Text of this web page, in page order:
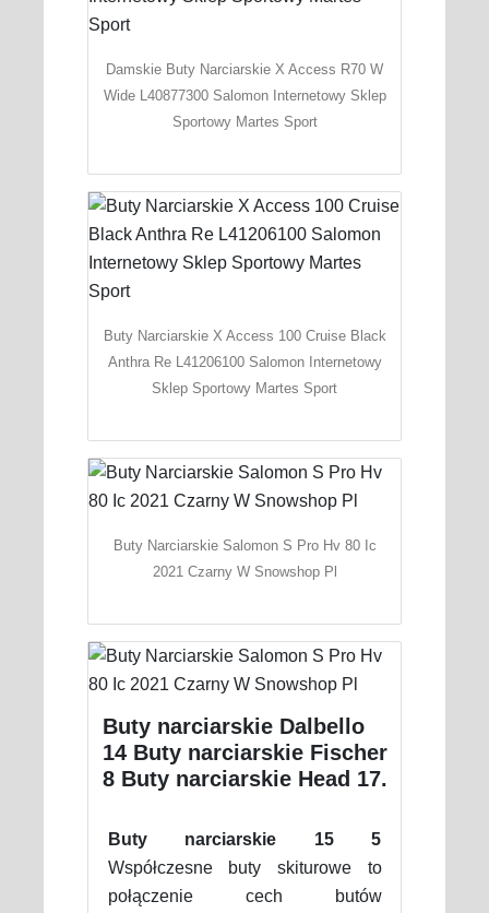
Damskie Buty Narciarskie X Access R70 W
Wide L40877300 Salomon Internetowy Sklep
Sportowy Martes Sport
Buty Narciarskie X Access 100 Cruise Black
Anthra Re L41206100 Salomon Internetowy
Sklep Sportowy Martes Sport
Buty Narciarskie Salomon S Pro Hv 80 Ic
2021 Czarny W Snowshop Pl
Buty narciarskie Dalbello
14 Buty narciarskie Fischer
8 Buty narciarskie Head 17.
Buty narciarskie 15 5
Współczesne buty skiturowe to
połączenie cech butów